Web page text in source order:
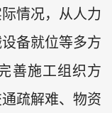
情况，从人力
备就位等多方
善施工组织方
疏解难、物资